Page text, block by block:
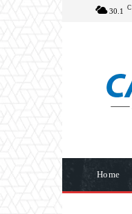
30.1 C
Home